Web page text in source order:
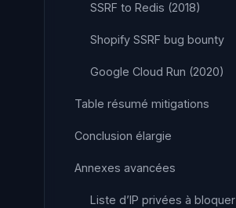
SSRF to Redis (2018)
Shopify SSRF bug bounty
Google Cloud Run (2020)
Table résumé mitigations
Conclusion élargie
Annexes avancées
Liste d’IP privées à bloquer